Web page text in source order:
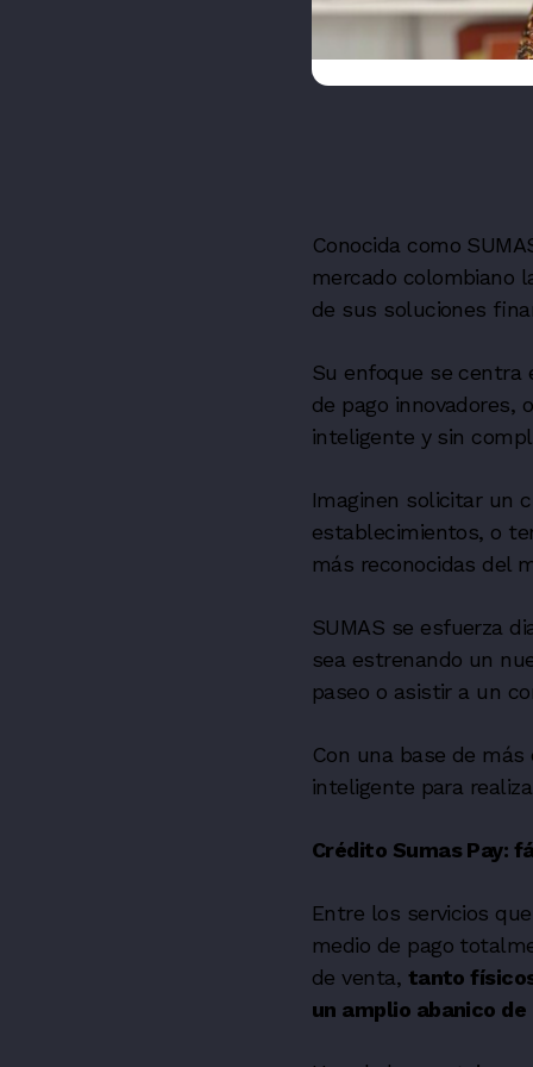
Conocida como
mercado colombiano
de sus soluciones
Su enfoque se centra
de pago innovadores,
inteligente y sin
Imaginen solicitar un
establecimientos, o
más reconocidas del
SUMAS se esfuerza
sea estrenando un
paseo o asistir a un
Con una base de
inteligente para
Crédito Sumas Pay:
Entre los servicios
medio de pago
de venta, tanto
un amplio abanico